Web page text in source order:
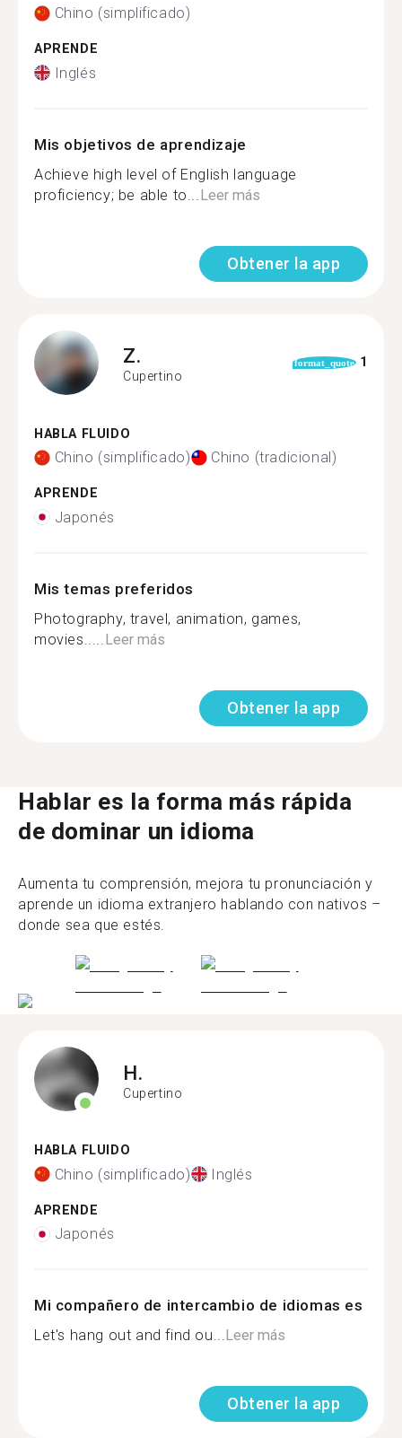
Chino (simplificado)
APRENDE
Inglés
Mis objetivos de aprendizaje
Achieve high level of English language
proficiency; be able to... Leer más
Obtener la app
Z.
Cupertino
format_quote 1
HABLA FLUIDO
Chino (simplificado) Chino (tradicional)
APRENDE
Japonés
Mis temas preferidos
Photography, travel, animation, games,
movies..... Leer más
Obtener la app
Hablar es la forma más rápida
de dominar un idioma
Aumenta tu comprensión, mejora tu pronunciación y
aprende un idioma extranjero hablando con nativos –
donde sea que estés.
H.
Cupertino
HABLA FLUIDO
Chino (simplificado) Inglés
APRENDE
Japonés
Mi compañero de intercambio de idiomas es
Let's hang out and find ou...Leer más
Obtener la app